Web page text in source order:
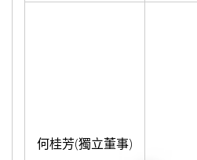
何桂芳(獨立董事)